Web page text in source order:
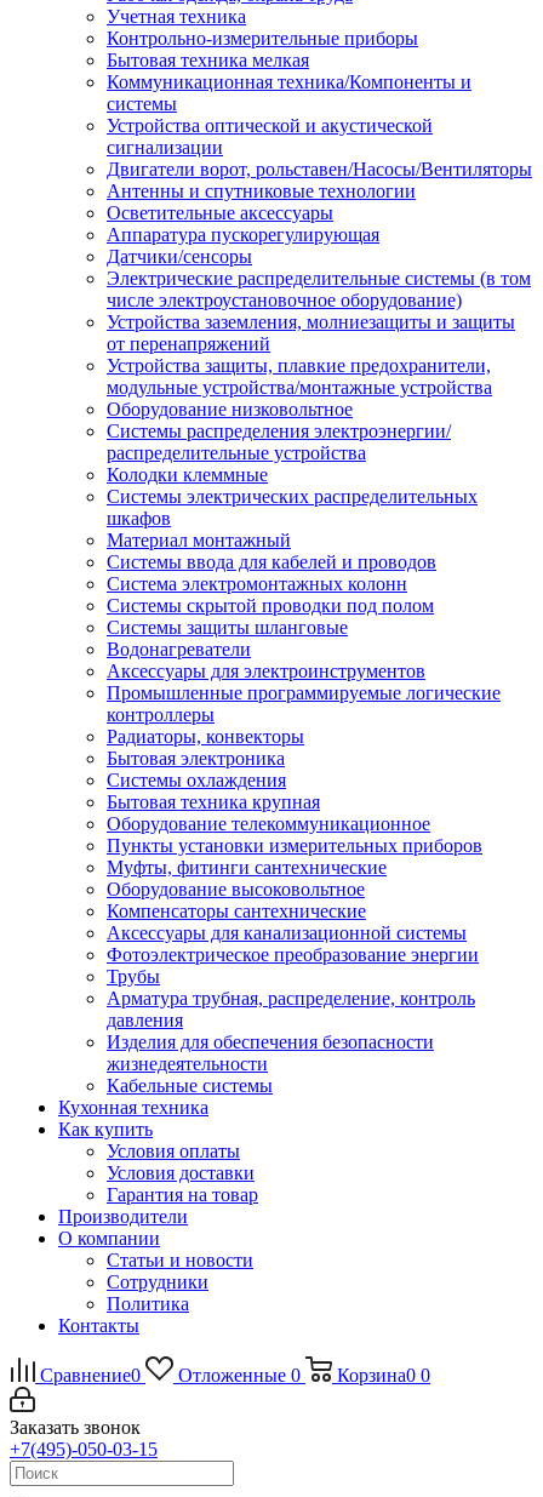
Учетная техника
Контрольно-измерительные приборы
Бытовая техника мелкая
Коммуникационная техника/Компоненты и
системы
Устройства оптической и акустической
сигнализации
Двигатели ворот, рольставен/Насосы/Вентиляторы
Антенны и спутниковые технологии
Осветительные аксессуары
Аппаратура пускорегулирующая
Датчики/сенсоры
Электрические распределительные системы (в том
числе электроустановочное оборудование)
Устройства заземления, молниезащиты и защиты
от перенапряжений
Устройства защиты, плавкие предохранители,
модульные устройства/монтажные устройства
Оборудование низковольтное
Системы распределения электроэнергии/
распределительные устройства
Колодки клеммные
Системы электрических распределительных
шкафов
Материал монтажный
Системы ввода для кабелей и проводов
Система электромонтажных колонн
Системы скрытой проводки под полом
Системы защиты шланговые
Водонагреватели
Аксессуары для электроинструментов
Промышленные программируемые логические
контроллеры
Радиаторы, конвекторы
Бытовая электроника
Системы охлаждения
Бытовая техника крупная
Оборудование телекоммуникационное
Пункты установки измерительных приборов
Муфты, фитинги сантехнические
Оборудование высоковольтное
Компенсаторы сантехнические
Аксессуары для канализационной системы
Фотоэлектрическое преобразование энергии
Трубы
Арматура трубная, распределение, контроль
давления
Изделия для обеспечения безопасности
жизнедеятельности
Кабельные системы
Кухонная техника
Как купить
Условия оплаты
Условия доставки
Гарантия на товар
Производители
О компании
Статьи и новости
Сотрудники
Политика
Контакты
Сравнение0 Отложенные 0 Корзина0 0
Заказать звонок
+7(495)-050-03-15